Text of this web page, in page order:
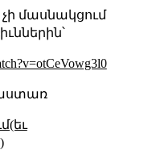
մասնակցում